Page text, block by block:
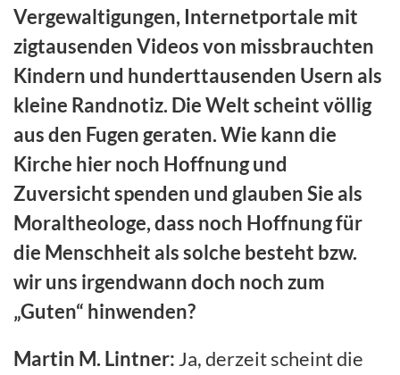
Vergewaltigungen, Internetportale mit
zigtausenden Videos von missbrauchten
Kindern und hunderttausenden Usern als
kleine Randnotiz. Die Welt scheint völlig
aus den Fugen geraten. Wie kann die
Kirche hier noch Hoffnung und
Zuversicht spenden und glauben Sie als
Moraltheologe, dass noch Hoffnung für
die Menschheit als solche besteht bzw.
wir uns irgendwann doch noch zum
„Guten“ hinwenden?
Martin M. Lintner: Ja, derzeit scheint die